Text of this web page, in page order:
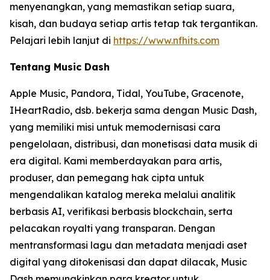
menyenangkan, yang memastikan setiap suara,
kisah, dan budaya setiap artis tetap tak tergantikan.
Pelajari lebih lanjut di https://www.nfhits.com
Tentang Music Dash
Apple Music, Pandora, Tidal, YouTube, Gracenote,
IHeartRadio, dsb. bekerja sama dengan Music Dash,
yang memiliki misi untuk memodernisasi cara
pengelolaan, distribusi, dan monetisasi data musik di
era digital. Kami memberdayakan para artis,
produser, dan pemegang hak cipta untuk
mengendalikan katalog mereka melalui analitik
berbasis AI, verifikasi berbasis blockchain, serta
pelacakan royalti yang transparan. Dengan
mentransformasi lagu dan metadata menjadi aset
digital yang ditokenisasi dan dapat dilacak, Music